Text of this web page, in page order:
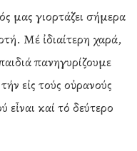
μας γιορτάζει σήμερα
Μέ ἰδιαίτερη χαρά,
πανηγυρίζουμε
εἰς τούς οὐρανούς
καί τό δεύτερο